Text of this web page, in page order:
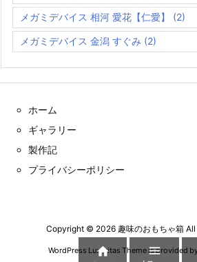
メガミデバイス 相河 愛花【仁愛】 (2)
メガミデバイス 金潟 すぐみ (2)
ホーム
ギャラリー
製作記
プライバシーポリシー
Copyright © 2026 趣味のおもちゃ箱 All
WordPress Luxeritas Theme is provided
 